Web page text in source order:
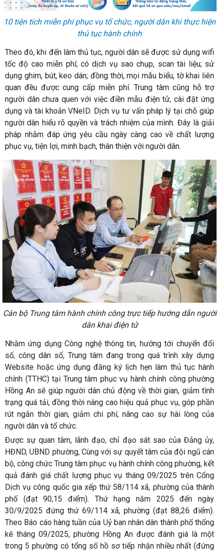
10 tiện tích miễn phí phục vụ tổ chức, người dân khi thực hiện
thủ tục hành chính
Theo đó, khi đến làm thủ tục, người dân sẽ được sử dụng wifi
tốc độ cao miễn phí; có dịch vụ sao chụp, scan tài liệu; sử
dụng ghim, bút, keo dán; đồng thời, mọi mẫu biểu, tờ khai liên
quan đều được cung cấp miễn phí. Trung tâm cũng hỗ trợ
người dân chưa quen với việc điền mẫu điện tử, cài đặt ứng
dụng và tài khoản VNeID. Dịch vụ tư vấn pháp lý tại chỗ giúp
người dân hiểu rõ quyền và trách nhiệm của mình. Đây là giải
pháp nhằm đáp ứng yêu cầu ngày càng cao về chất lượng
phục vụ, tiện lợi, minh bạch, thân thiện với người dân.
Cán bộ Trung tâm hành chính công trực tiếp hướng dẫn người
dân khai điện tử
Nhằm ứng dụng Công nghệ thông tin, hướng tới chuyển đổi
số, công dân số, Trung tâm đang trong quá trình xây dựng
Website hoặc ứng dụngđăng ký lịch hẹn làm thủ tục hành
chính (TTHC)tại Trung tâm phục vụ hành chính công phường
Hồng Ansẽ giúp người dân chủ động về thời gian, giảm tình
trạng quá tải, đồng thời nâng cao hiệu quả phục vụ, góp phần
rút ngắn thời gian, giảm chi phí, nâng cao sự hài lòng của
người dân và tổ chức.
Được sự quan tâm, lãnh đạo, chỉ đạo sát sao của Đảng ủy,
HĐND, UBND phường, Cùng với sự quyết tâm của đội ngũ cán
bộ, công chức Trung tâm phục vụ hành chính công phường, kết
quả đánh giá chất lượng phục vụ tháng 09/2025 trên Cổng
Dịch vụ công quốc gia xếp thứ 58/114 xã, phường của thành
phố (đạt90,15 điểm). Thứ hạng năm 2025 đến ngày
30/9/2025 đứng thứ 69/114 xã, phường (đạt 88,26 điểm).
Theo Báo cáo hàng tuần của Uỷ ban nhân dân thành phố thống
kê tháng 09/2025, phường Hồng An được đánh giá là một
trong 5 phường có tổng số hồ sơ tiếp nhận nhiều nhất (đứng